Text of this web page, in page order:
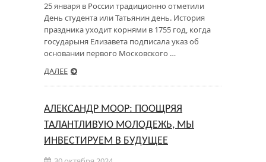
25 января в России традиционно отметили
День студента или Татьянин день. История
праздника уходит корнями в 1755 год, когда
государыня Елизавета подписала указ об
основании первого Московского …
ДАЛЕЕ
АЛЕКСАНДР МООР: ПООЩРЯЯ
ТАЛАНТЛИВУЮ МОЛОДЕЖЬ, МЫ
ИНВЕСТИРУЕМ В БУДУЩЕЕ